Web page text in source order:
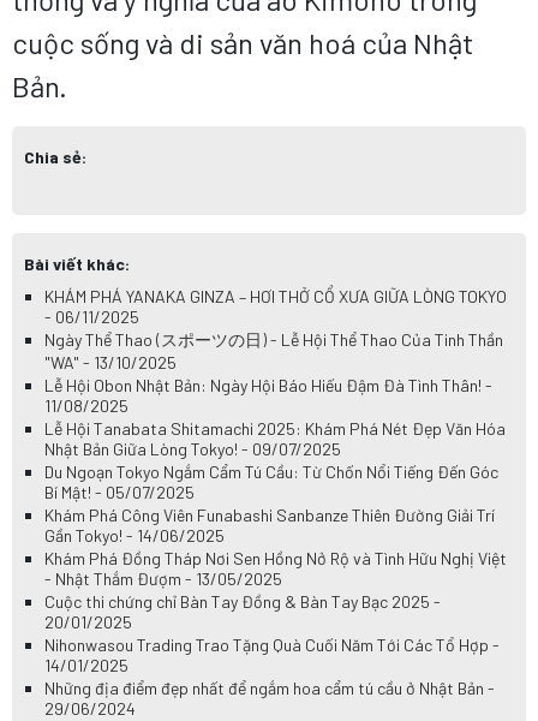
cuộc sống và di sản văn hoá của Nhật
Bản.
Chia sẻ:
Bài viết khác:
KHÁM PHÁ YANAKA GINZA – HƠI THỞ CỔ XƯA GIỮA LÒNG TOKYO
- 06/11/2025
Ngày Thể Thao (スポーツの日) - Lễ Hội Thể Thao Của Tinh Thần
"WA" - 13/10/2025
Lễ Hội Obon Nhật Bản: Ngày Hội Báo Hiếu Đậm Đà Tình Thân! -
11/08/2025
Lễ Hội Tanabata Shitamachi 2025: Khám Phá Nét Đẹp Văn Hóa
Nhật Bản Giữa Lòng Tokyo! - 09/07/2025
Du Ngoạn Tokyo Ngắm Cẩm Tú Cầu: Từ Chốn Nổi Tiếng Đến Góc
Bí Mật! - 05/07/2025
Khám Phá Công Viên Funabashi Sanbanze Thiên Đường Giải Trí
Gần Tokyo! - 14/06/2025
Khám Phá Đồng Tháp Nơi Sen Hồng Nở Rộ và Tình Hữu Nghị Việt
- Nhật Thắm Đượm - 13/05/2025
Cuộc thi chứng chỉ Bàn Tay Đồng & Bàn Tay Bạc 2025 -
20/01/2025
Nihonwasou Trading Trao Tặng Quà Cuối Năm Tới Các Tổ Hợp -
14/01/2025
Những địa điểm đẹp nhất để ngắm hoa cẩm tú cầu ở Nhật Bản -
29/06/2024